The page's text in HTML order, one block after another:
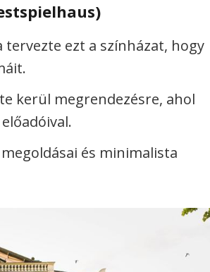
tervezte ezt a színházat, hogy
kerül megrendezésre, ahol
és minimalista